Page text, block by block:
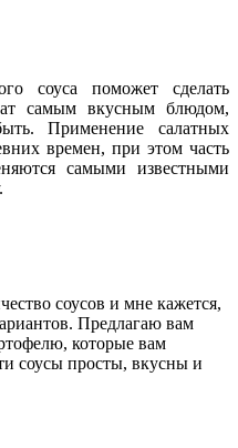
соуса поможет сделать
самым вкусным блюдом,
Применение салатных
времен, при этом часть
самыми известными
соусов и мне кажется,
Предлагаю вам
которые вам
соусы просты, вкусны и